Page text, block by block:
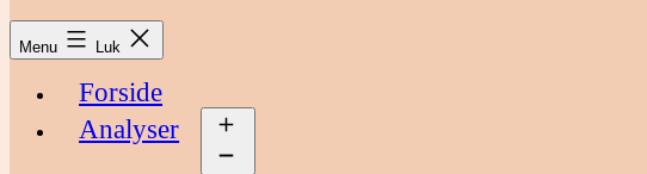
Menu Luk
Forside
Analyser